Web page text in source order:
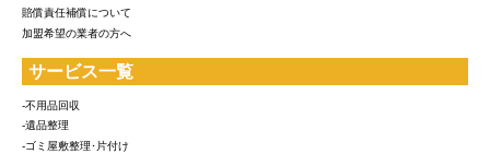
賠償責任補償について
加盟希望の業者の方へ
サービス一覧
-不用品回収
-遺品整理
-ゴミ屋敷整理･片付け